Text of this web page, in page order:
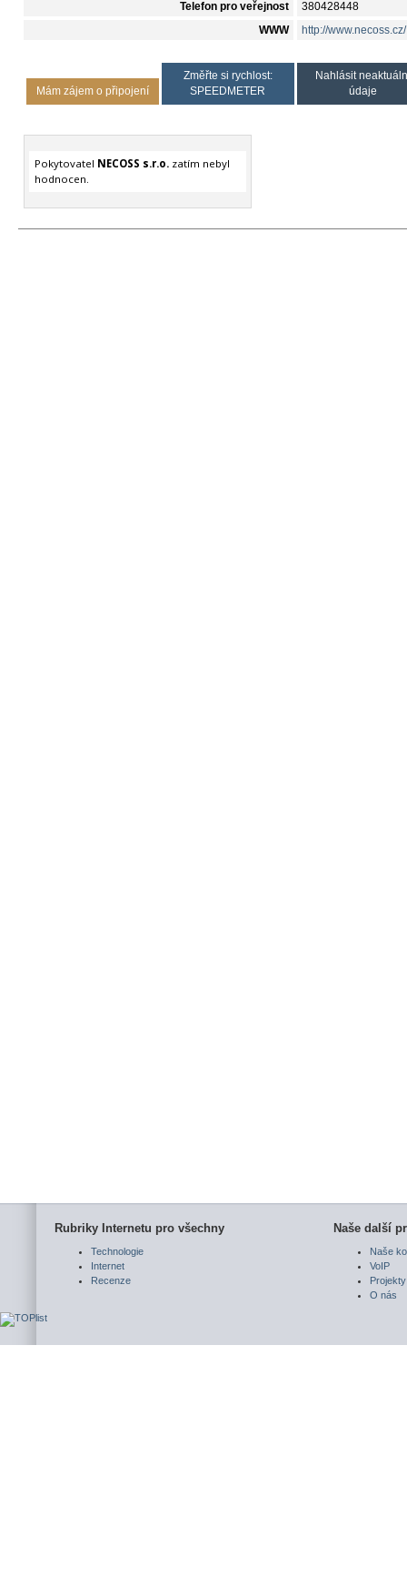
Telefon pro veřejnost 380428448
WWW http://www.necoss.cz/
Mám zájem o připojení
Změřte si rychlost:
SPEEDMETER
Nahlásit
údaje
Pokytovatel NECOSS s.r.o.zatím nebyl
hodnocen.
Rubriky Internetu pro všechny
Technologie
Internet
Recenze
Naše další
Naše
VoIP
Projekty
O nás